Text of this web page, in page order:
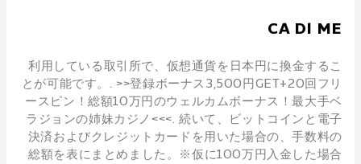
CA DI ME
利用している取引所で、仮想通貨を日本円に換金するこ
とが可能です。. >>登録ボーナス3,500円GET+20回フリ
ースピン！総額10万円のウェルカムボーナス！最大手ベ
ラジョンの姉妹カジノ<<<. 続いて、ビットコインと電子
決済およびクレジットカードを用いた場合の、手数料の
総額を表にまとめました。※仮に100万円入金した場合